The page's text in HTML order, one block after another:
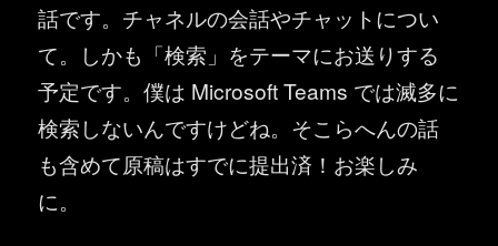
話です。チャネルの会話やチャットについ
て。しかも「検索」をテーマにお送りする
予定です。僕は Microsoft Teams では滅多に
検索しないんですけどね。そこらへんの話
も含めて原稿はすでに提出済！お楽しみ
に。